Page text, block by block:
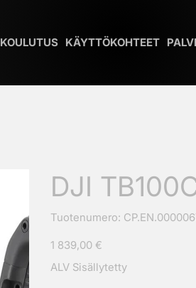
KOULUTUS KÄYTTÖKOHTEET
DJI
Tuotenumero:
SKU
CP.EN.00000677.01
Hinta
1 839,00 €
ALV Sisällytetty